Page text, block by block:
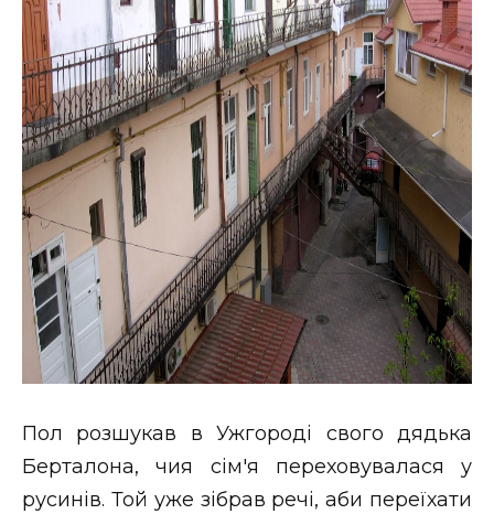
Пол розшукав в Ужгороді свого дядька
Берталона, чия сім'я переховувалася у
русинів. Той уже зібрав речі, аби переїхати